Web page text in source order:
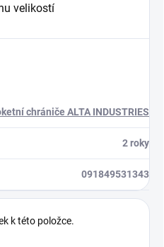
velikostí
chrániče ALTA INDUSTRIES
2 roky
091849531343
k této položce.